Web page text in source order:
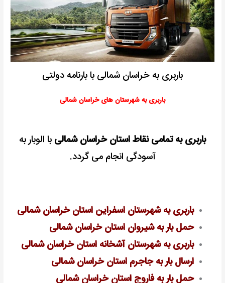
باربری به خراسان شمالی با بارنامه دولتی
باربری به شهرستان های خراسان شمالی
باربری به تمامی نقاط استان خراسان شمالی با الوبار به
آسودگی انجام می گردد.
باربری به شهرستان اسفراین استان خراسان شمالی
حمل بار به شیروان استان خراسان شمالی
باربری به شهرستان آشخانه استان خراسان شمالی
ارسال بار به جاجرم استان خراسان شمالی
حمل بار به فاروج استان خراسان شمالی